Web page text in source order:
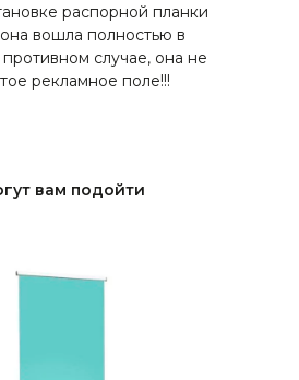
распорной планки
вошла полностью в
случае, она не
рекламное поле!!!
вам подойти